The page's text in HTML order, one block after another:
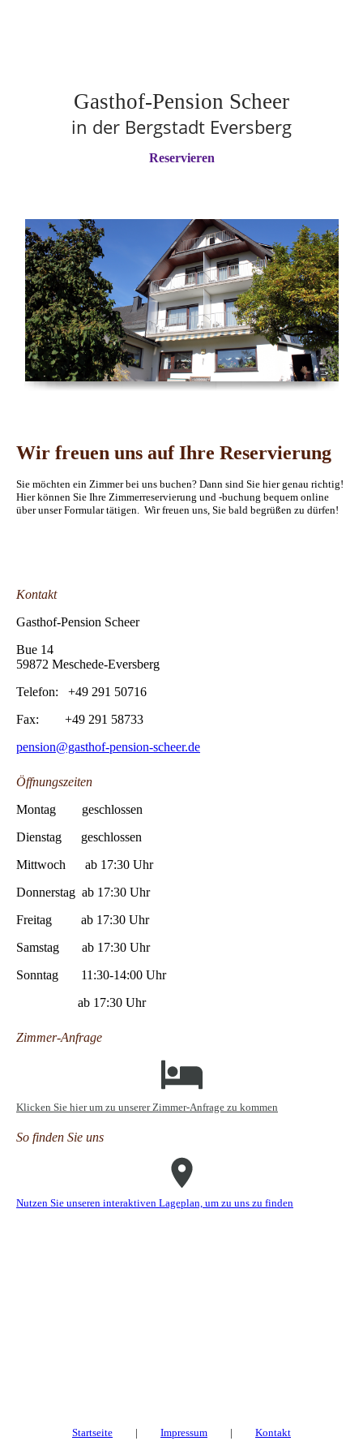
Gasthof-Pension Scheer
in der Bergstadt Eversberg
Reservieren
Wir freuen uns auf Ihre Reservierung
Sie möchten ein Zimmer bei uns buchen? Dann sind Sie hier genau richtig!
Hier können Sie Ihre Zimmerreservierung und -buchung bequem online
über unser Formular tätigen. Wir freuen uns, Sie bald begrüßen zu dürfen!
Kontakt
Gasthof-Pension Scheer
Bue 14
59872 Meschede-Eversberg
Telefon: +49 291 50716
Fax: +49 291 58733
pension@gasthof-pension-scheer.de
Öffnungszeiten
Montag geschlossen
Dienstag geschlossen
Mittwoch ab 17:30 Uhr
Donnerstag ab 17:30 Uhr
Freitag ab 17:30 Uhr
Samstag ab 17:30 Uhr
Sonntag 11:30-14:00 Uhr
ab 17:30 Uhr
Zimmer-Anfrage
Klicken Sie hier um zu unserer Zimmer-Anfrage zu kommen
So finden Sie uns
Nutzen Sie unseren interaktiven La­ge­plan, um zu uns zu finden
Startseite | Impressum | Kontakt